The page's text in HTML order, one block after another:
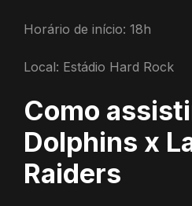
Horário de início: 18h
Local: Estádio Hard Rock
Como
Dolphins x
Raiders